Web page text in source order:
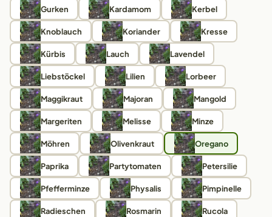
Gurken Kardamom Kerbel
Knoblauch Koriander Kresse
Kürbis Lauch Lavendel
Liebstöckel Lilien Lorbeer
Maggikraut Majoran Mangold
Margeriten Melisse Minze
Möhren Olivenkraut Oregano
Paprika Partytomaten Petersilie
Pfefferminze Physalis Pimpinelle
Radieschen Rosmarin Rucola